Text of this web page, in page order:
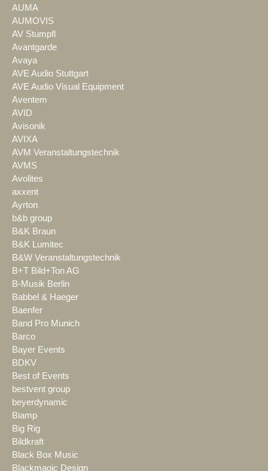
AUMA
AUMOVIS
AV Stumpfl
Avantgarde
Avaya
AVE Audio Stuttgart
AVE Audio Visual Equipment
Aventem
AVID
Avisonik
AVIXA
AVM Veranstaltungstechnik
AVMS
Avolites
axxent
Ayrton
b&b group
B&K Braun
B&K Lumitec
B&W Veranstaltungstechnik
B+T Bild+Ton AG
B-Musik Berlin
Babbel & Haeger
Baenfer
Band Pro Munich
Barco
Bayer Events
BDKV
Best of Events
bestvent group
beyerdynamic
Biamp
Big Rig
Bildkraft
Black Box Music
Blackmagic Design